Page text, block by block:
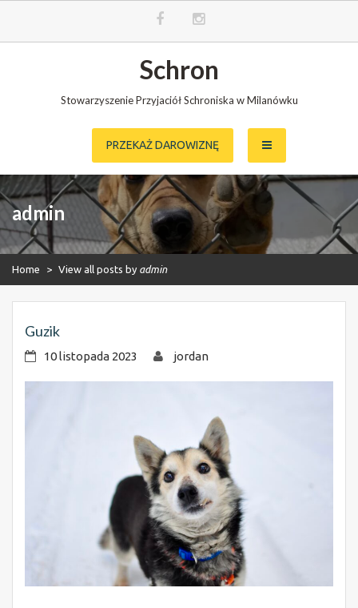
Schron
Stowarzyszenie Przyjaciół Schroniska w Milanówku
PRZEKAŻ DAROWIZNĘ
admin
Home > View all posts by admin
Guzik
10 listopada 2023 jordan